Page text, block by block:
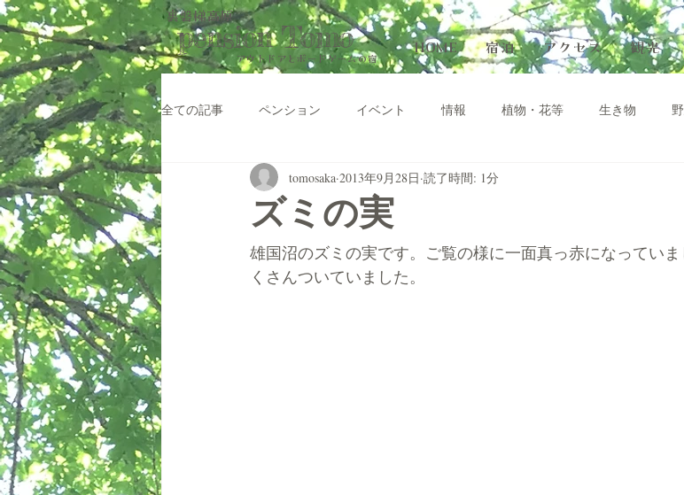
裏磐梯高原
pension Tomo
アウトドアと​ボードゲームの宿
HOME 宿泊 アクセス 観光
全ての記事 ペンション イベント 情報 植物・花等 生き物
ズミの実
tomosaka 2013年9月28日 読了時間: 1分
雄国沼のズミの実です。ご覧の様に一面真っ赤になってい
くさんついていました。